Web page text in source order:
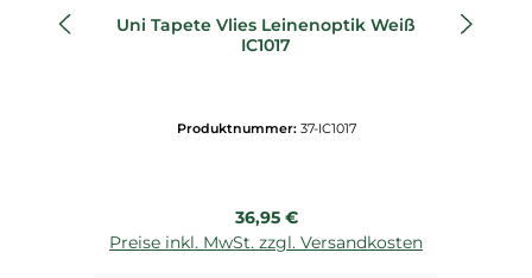
Uni Tapete Vlies Leinenoptik Weiß
IC1017
Produktnummer: 37-IC1017
Regulärer Preis:
36,95 €
Preise inkl. MwSt. zzgl. Versandkosten